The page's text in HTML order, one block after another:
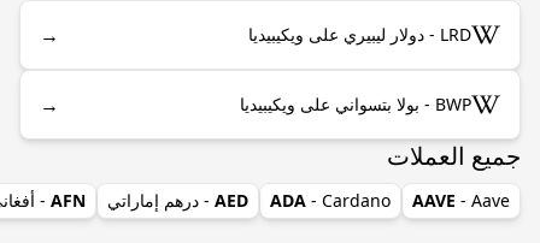
LRD - دولار ليبيري على ويكيبيديا →
BWP - بولا بتسواني على ويكيبيديا →
جميع العملات
AAVE - Aave
ADA - Cardano
AED - درهم إماراتي AFN
-